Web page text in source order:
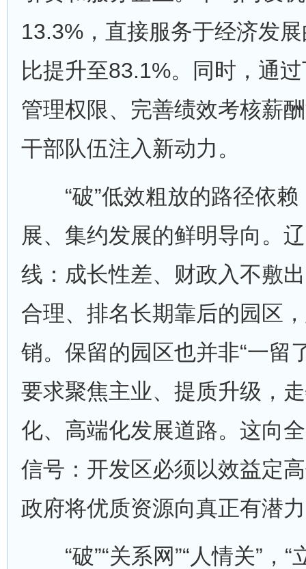
13.3%，直接服务于经济发
比提升至83.1%。同时，通
管理权限、完善绩效考核薪
干部队伍注入新动力。
“破”低效粗放的路径依赖
展、集约发展的鲜明导向。
线：成长性差、财政入不敷
合理、排名长期靠后的园区
销。保留的园区也并非“一留
要求聚焦主业、提质升级，
化、高端化发展道路。这向
信号：开发区必须以效益定
政府将优质资源向真正有潜
“破”“关系网”“人情关”，“